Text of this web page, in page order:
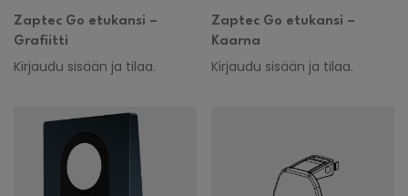
Zaptec Go etukansi –
Grafiitti
Kirjaudu sisään ja tilaa.
Zaptec Go etukansi –
Kaarna
Kirjaudu sisään ja tilaa.